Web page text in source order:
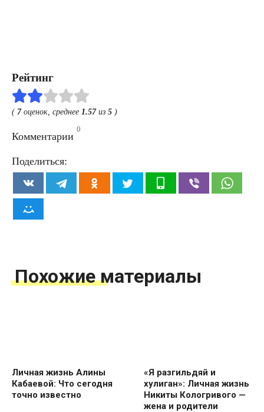
Рейтинг
( 7оценок, среднее 1.57из 5 )
Комментарии
0
Поделиться:
Похожие материалы
Личная жизнь Алины
Кабаевой: Что сегодня
точно известно
«Я разгильдяй и
хулиган»: Личная жизнь
Никиты Кологривого —
жена и родители